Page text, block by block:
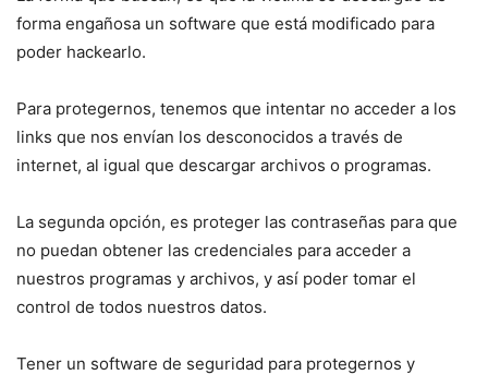
forma engañosa un software que está modificado para
poder hackearlo.
Para protegernos, tenemos que intentar no acceder a los
links que nos envían los desconocidos a través de
internet, al igual que descargar archivos o programas.
La segunda opción, es proteger las contraseñas para que
no puedan obtener las credenciales para acceder a
nuestros programas y archivos, y así poder tomar el
control de todos nuestros datos.
Tener un software de seguridad para protegernos y